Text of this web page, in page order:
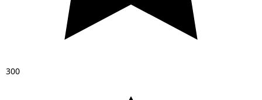
300